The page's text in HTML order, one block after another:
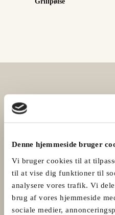
Denne hjemmeside bruger
Vi bruger cookies til at
til at vise dig funktioner til
analysere vores trafik. Vi
brug af vores hjemmeside
sociale medier,